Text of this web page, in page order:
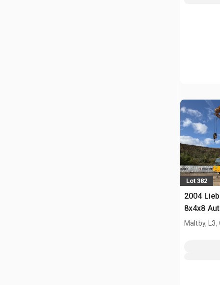
Lot 382
2004
8x4x8
Maltby, L3,